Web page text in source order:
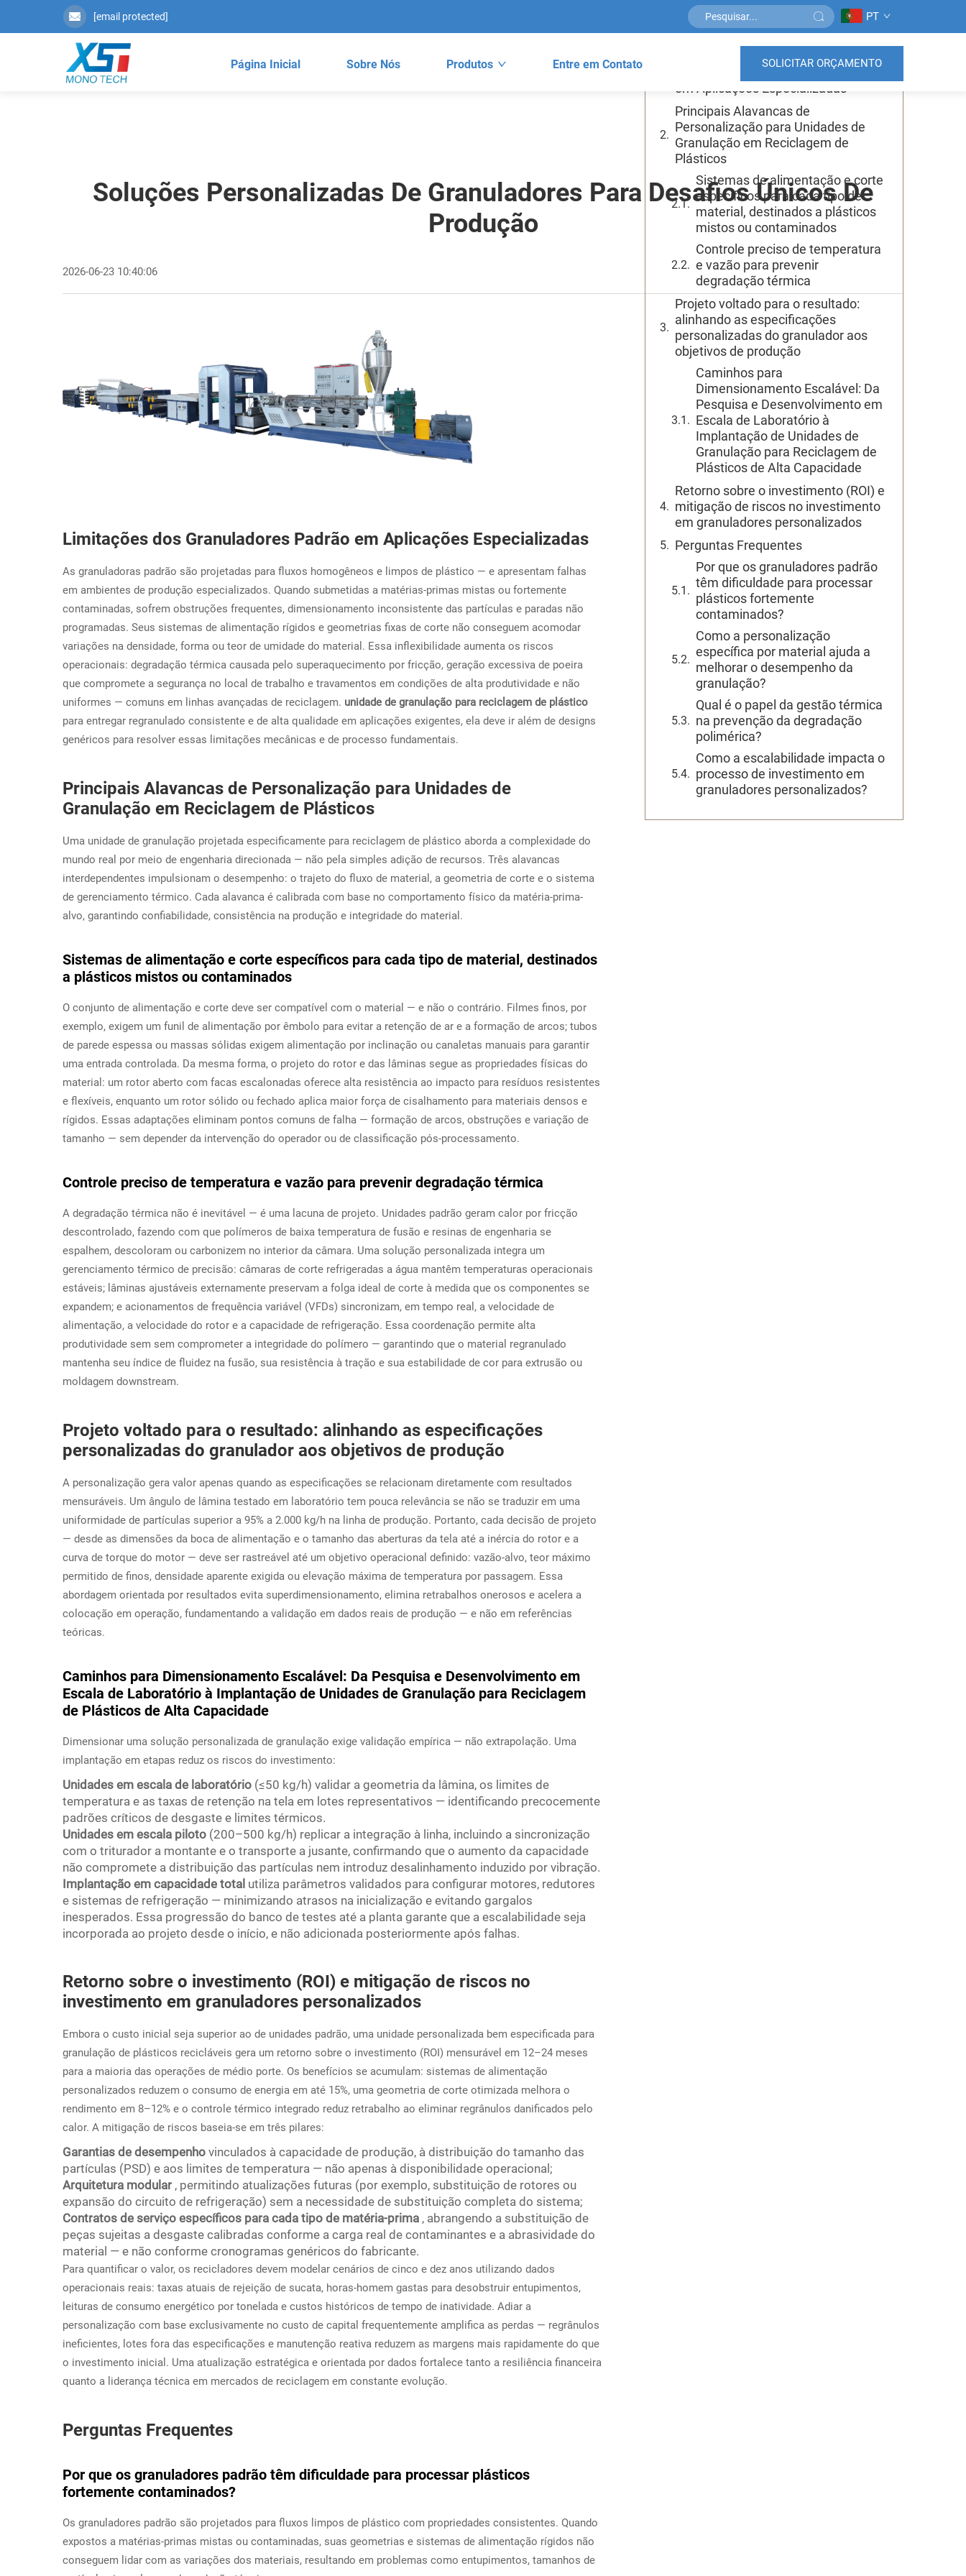
[email protected] PT
Página Inicial Sobre Nós Produtos Entre em Contato SOLICITAR ORÇAMENTO
Soluções Personalizadas De Granuladores Para Desafios Únicos De
Produção
2026-06-23 10:40:06
Limitações dos Granuladores Padrão em Aplicações Especializadas
As granuladoras padrão são projetadas para fluxos homogêneos e limpos de plástico — e apresentam falhas
em ambientes de produção especializados. Quando submetidas a matérias-primas mistas ou fortemente
contaminadas, sofrem obstruções frequentes, dimensionamento inconsistente das partículas e paradas não
programadas. Seus sistemas de alimentação rígidos e geometrias fixas de corte não conseguem acomodar
variações na densidade, forma ou teor de umidade do material. Essa inflexibilidade aumenta os riscos
operacionais: degradação térmica causada pelo superaquecimento por fricção, geração excessiva de poeira
que compromete a segurança no local de trabalho e travamentos em condições de alta produtividade e não
uniformes — comuns em linhas avançadas de reciclagem. unidade de granulação para reciclagem de plástico
para entregar regranulado consistente e de alta qualidade em aplicações exigentes, ela deve ir além de designs
genéricos para resolver essas limitações mecânicas e de processo fundamentais.
Principais Alavancas de Personalização para Unidades de
Granulação em Reciclagem de Plásticos
Uma unidade de granulação projetada especificamente para reciclagem de plástico aborda a complexidade do
mundo real por meio de engenharia direcionada — não pela simples adição de recursos. Três alavancas
interdependentes impulsionam o desempenho: o trajeto do fluxo de material, a geometria de corte e o sistema
de gerenciamento térmico. Cada alavanca é calibrada com base no comportamento físico da matéria-prima-
alvo, garantindo confiabilidade, consistência na produção e integridade do material.
Sistemas de alimentação e corte específicos para cada tipo de material, destinados
a plásticos mistos ou contaminados
O conjunto de alimentação e corte deve ser compatível com o material — e não o contrário. Filmes finos, por
exemplo, exigem um funil de alimentação por êmbolo para evitar a retenção de ar e a formação de arcos; tubos
de parede espessa ou massas sólidas exigem alimentação por inclinação ou canaletas manuais para garantir
uma entrada controlada. Da mesma forma, o projeto do rotor e das lâminas segue as propriedades físicas do
material: um rotor aberto com facas escalonadas oferece alta resistência ao impacto para resíduos resistentes
e flexíveis, enquanto um rotor sólido ou fechado aplica maior força de cisalhamento para materiais densos e
rígidos. Essas adaptações eliminam pontos comuns de falha — formação de arcos, obstruções e variação de
tamanho — sem depender da intervenção do operador ou de classificação pós-processamento.
Controle preciso de temperatura e vazão para prevenir degradação térmica
A degradação térmica não é inevitável — é uma lacuna de projeto. Unidades padrão geram calor por fricção
descontrolado, fazendo com que polímeros de baixa temperatura de fusão e resinas de engenharia se
espalhem, descoloram ou carbonizem no interior da câmara. Uma solução personalizada integra um
gerenciamento térmico de precisão: câmaras de corte refrigeradas a água mantêm temperaturas operacionais
estáveis; lâminas ajustáveis externamente preservam a folga ideal de corte à medida que os componentes se
expandem; e acionamentos de frequência variável (VFDs) sincronizam, em tempo real, a velocidade de
alimentação, a velocidade do rotor e a capacidade de refrigeração. Essa coordenação permite alta
produtividade sem sem comprometer a integridade do polímero — garantindo que o material regranulado
mantenha seu índice de fluidez na fusão, sua resistência à tração e sua estabilidade de cor para extrusão ou
moldagem downstream.
Projeto voltado para o resultado: alinhando as especificações
personalizadas do granulador aos objetivos de produção
A personalização gera valor apenas quando as especificações se relacionam diretamente com resultados
mensuráveis. Um ângulo de lâmina testado em laboratório tem pouca relevância se não se traduzir em uma
uniformidade de partículas superior a 95% a 2.000 kg/h na linha de produção. Portanto, cada decisão de projeto
— desde as dimensões da boca de alimentação e o tamanho das aberturas da tela até a inércia do rotor e a
curva de torque do motor — deve ser rastreável até um objetivo operacional definido: vazão-alvo, teor máximo
permitido de finos, densidade aparente exigida ou elevação máxima de temperatura por passagem. Essa
abordagem orientada por resultados evita superdimensionamento, elimina retrabalhos onerosos e acelera a
colocação em operação, fundamentando a validação em dados reais de produção — e não em referências
teóricas.
Caminhos para Dimensionamento Escalável: Da Pesquisa e Desenvolvimento em
Escala de Laboratório à Implantação de Unidades de Granulação para Reciclagem
de Plásticos de Alta Capacidade
Dimensionar uma solução personalizada de granulação exige validação empírica — não extrapolação. Uma
implantação em etapas reduz os riscos do investimento:
Unidades em escala de laboratório (≤50 kg/h) validar a geometria da lâmina, os limites de
temperatura e as taxas de retenção na tela em lotes representativos — identificando precocemente
padrões críticos de desgaste e limites térmicos.
Unidades em escala piloto (200–500 kg/h) replicar a integração à linha, incluindo a sincronização
com o triturador a montante e o transporte a jusante, confirmando que o aumento da capacidade
não compromete a distribuição das partículas nem introduz desalinhamento induzido por vibração.
Implantação em capacidade total utiliza parâmetros validados para configurar motores, redutores
e sistemas de refrigeração — minimizando atrasos na inicialização e evitando gargalos
inesperados. Essa progressão do banco de testes até a planta garante que a escalabilidade seja
incorporada ao projeto desde o início, e não adicionada posteriormente após falhas.
Retorno sobre o investimento (ROI) e mitigação de riscos no
investimento em granuladores personalizados
Embora o custo inicial seja superior ao de unidades padrão, uma unidade personalizada bem especificada para
granulação de plásticos recicláveis gera um retorno sobre o investimento (ROI) mensurável em 12–24 meses
para a maioria das operações de médio porte. Os benefícios se acumulam: sistemas de alimentação
personalizados reduzem o consumo de energia em até 15%, uma geometria de corte otimizada melhora o
rendimento em 8–12% e o controle térmico integrado reduz retrabalho ao eliminar regrânulos danificados pelo
calor. A mitigação de riscos baseia-se em três pilares:
Garantias de desempenho vinculados à capacidade de produção, à distribuição do tamanho das
partículas (PSD) e aos limites de temperatura — não apenas à disponibilidade operacional;
Arquitetura modular , permitindo atualizações futuras (por exemplo, substituição de rotores ou
expansão do circuito de refrigeração) sem a necessidade de substituição completa do sistema;
Contratos de serviço específicos para cada tipo de matéria-prima , abrangendo a substituição de
peças sujeitas a desgaste calibradas conforme a carga real de contaminantes e a abrasividade do
material — e não conforme cronogramas genéricos do fabricante.
Para quantificar o valor, os recicladores devem modelar cenários de cinco e dez anos utilizando dados
operacionais reais: taxas atuais de rejeição de sucata, horas-homem gastas para desobstruir entupimentos,
leituras de consumo energético por tonelada e custos históricos de tempo de inatividade. Adiar a
personalização com base exclusivamente no custo de capital frequentemente amplifica as perdas — regrânulos
ineficientes, lotes fora das especificações e manutenção reativa reduzem as margens mais rapidamente do que
o investimento inicial. Uma atualização estratégica e orientada por dados fortalece tanto a resiliência financeira
quanto a liderança técnica em mercados de reciclagem em constante evolução.
Perguntas Frequentes
Por que os granuladores padrão têm dificuldade para processar plásticos
fortemente contaminados?
Os granuladores padrão são projetados para fluxos limpos de plástico com propriedades consistentes. Quando
expostos a matérias-primas mistas ou contaminadas, suas geometrias e sistemas de alimentação rígidos não
conseguem lidar com as variações dos materiais, resultando em problemas como entupimentos, tamanhos de
Sumário
Limitações dos Granuladores Padrão
em Aplicações Especializadas
Principais Alavancas de
Personalização para Unidades de
Granulação em Reciclagem de
Plásticos
Sistemas de alimentação e corte
específicos para cada tipo de
material, destinados a plásticos
mistos ou contaminados
Controle preciso de temperatura
e vazão para prevenir
degradação térmica
Projeto voltado para o resultado:
alinhando as especificações
personalizadas do granulador aos
objetivos de produção
Caminhos para
Dimensionamento Escalável: Da
Pesquisa e Desenvolvimento em
Escala de Laboratório à
Implantação de Unidades de
Granulação para Reciclagem de
Plásticos de Alta Capacidade
Retorno sobre o investimento (ROI) e
mitigação de riscos no investimento
em granuladores personalizados
Perguntas Frequentes
Por que os granuladores padrão
têm dificuldade para processar
plásticos fortemente
contaminados?
Como a personalização
específica por material ajuda a
melhorar o desempenho da
granulação?
Qual é o papel da gestão térmica
na prevenção da degradação
polimérica?
Como a escalabilidade impacta o
processo de investimento em
granuladores personalizados?